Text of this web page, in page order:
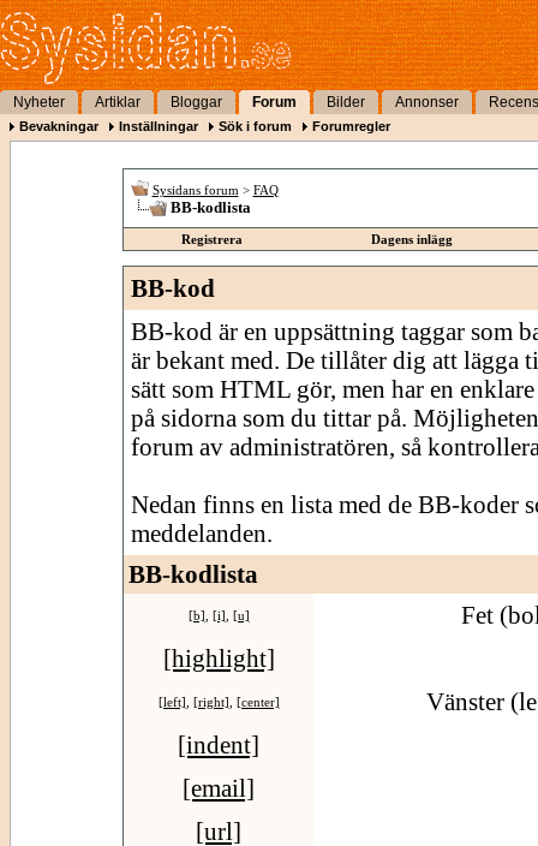
Nyheter Artiklar Bloggar Forum Bilder Annonser
Bevakningar Inställningar Sök i forum Forumregler
Sysidans forum > FAQ
BB-kodlista
Registrera Dagens inlägg
BB-kod
BB-kod är en uppsättning taggar som
är bekant med. De tillåter dig att lägga
sätt som HTML gör, men har en
på sidorna som du tittar på.
forum av administratören, så
Nedan finns en lista med de BB-koder
meddelanden.
BB-kodlista
[b] [i] [u]
Fet
[highlight]
[left] [right] [center]
Vänster
[indent]
[email]
[url]